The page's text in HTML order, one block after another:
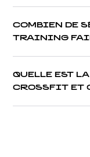
COMBIEN DE
TRAINING
QUELLE EST
CROSSFIT ET